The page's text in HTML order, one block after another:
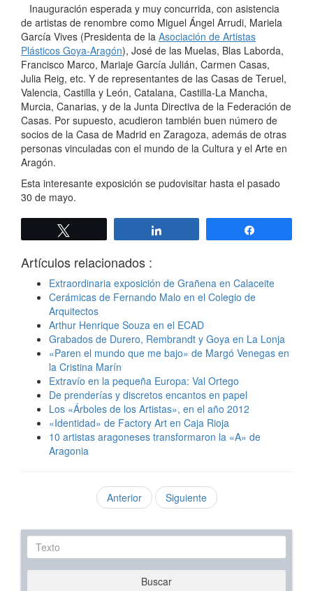
Inauguración esperada y muy concurrida, con asistencia
de artistas de renombre como Miguel Ángel Arrudi, Mariela
García Vives (Presidenta de la Asociación de Artistas
Plásticos Goya-Aragón), José de las Muelas, Blas Laborda,
Francisco Marco, Mariaje García Julián, Carmen Casas,
Julia Reig, etc. Y de representantes de las Casas de Teruel,
Valencia, Castilla y León, Catalana, Castilla-La Mancha,
Murcia, Canarias, y de la Junta Directiva de la Federación de
Casas. Por supuesto, acudieron también buen número de
socios de la Casa de Madrid en Zaragoza, además de otras
personas vinculadas con el mundo de la Cultura y el Arte en
Aragón.
Esta interesante exposición se pudovisitar hasta el pasado
30 de mayo.
Artículos relacionados :
Extraordinaria exposición de Grañena en Calaceite
Cerámicas de Fernando Malo en el Colegio de
Arquitectos
Arthur Henrique Souza en el ECAD
Grabados de Durero, Rembrandt y Goya en La Lonja
«Paren el mundo que me bajo» de Margó Venegas en
la Cristina Marín
Extravío en la pequeña Europa: Val Ortego
De prenderías y discretos encantos en papel
Los «Árboles de los Artistas», en el año 2012
«Identidad» de Factory Art en Caja Rioja
10 artistas aragoneses transformaron la «A» de
Aragonia
Anterior Siguiente
Texto
Buscar